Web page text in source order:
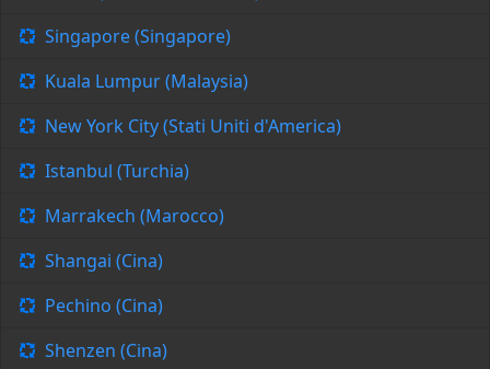
Singapore (Singapore)
Kuala Lumpur (Malaysia)
New York City (Stati Uniti d'America)
Istanbul (Turchia)
Marrakech (Marocco)
Shangai (Cina)
Pechino (Cina)
Shenzen (Cina)